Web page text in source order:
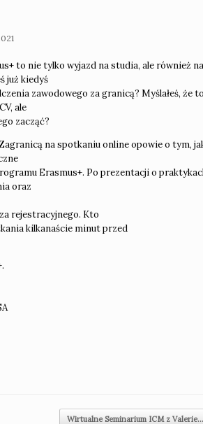
to nie tylko wyjazd na studia, ale również na
już kiedyś
zawodowego za granicą? Myślałeś, że
ale
zacząć?
na spotkaniu online opowie o tym,
Erasmus+. Po prezentacji o
oraz
rejestracyjnego. Kto
kilkanaście minut przed
Wirtualne Seminarium ICM z Valerie…